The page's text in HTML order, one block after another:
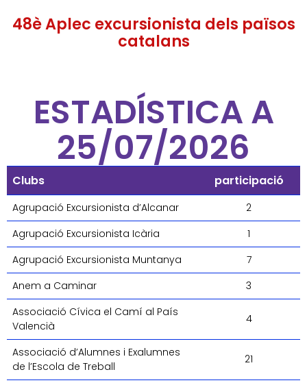
48è Aplec excursionista dels països
catalans
ESTADÍSTICA A
25/07/2026
Clubs participació
Agrupació Excursionista d’Alcanar
2
Agrupació Excursionista Icària
1
Agrupació Excursionista Muntanya
7
Anem a Caminar
3
Associació Cívica el Camí al País
Valencià
4
Associació d’Alumnes i Exalumnes
de l’Escola de Treball
21